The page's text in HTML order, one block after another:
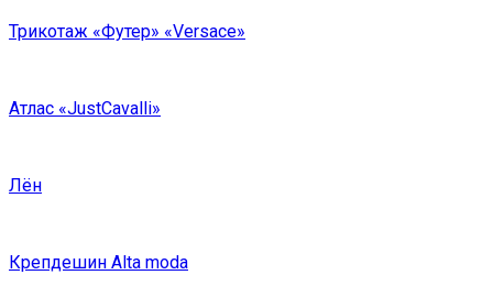
Трикотаж «Футер» «Versace»
Атлас «JustCavalli»
Лён
Крепдешин Alta moda